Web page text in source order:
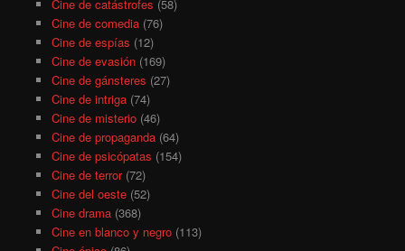
Cine de catástrofes (58)
Cine de comedia(76)
Cine de espías (12)
Cine de evasión(169)
Cine de gánsteres (27)
Cine de intriga(74)
Cine de misterio(46)
Cine de propaganda(64)
Cine de psicópatas (154)
Cine de terror(72)
Cine del oeste(52)
Cine drama(368)
Cine en blanco y negro(113)